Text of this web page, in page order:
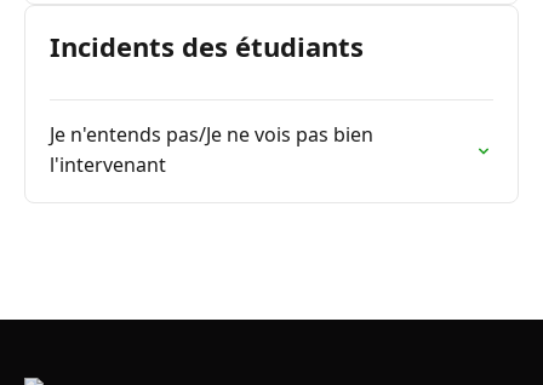
Incidents des étudiants
Je n'entends pas/Je ne vois pas bien
l'intervenant